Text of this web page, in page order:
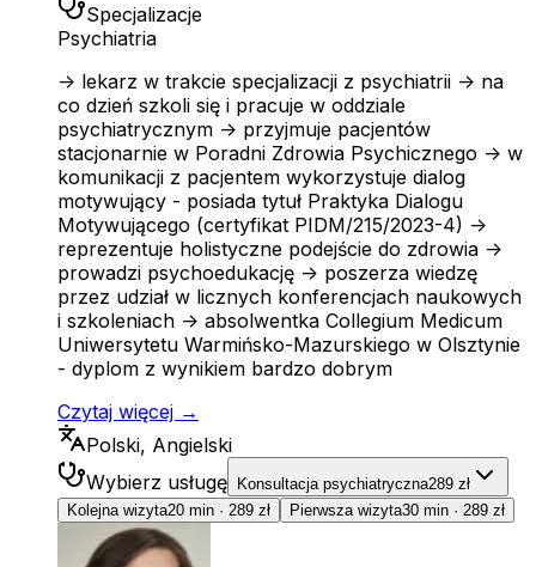
Specjalizacje
Psychiatria
-> lekarz w trakcie specjalizacji z psychiatrii -> na
co dzień szkoli się i pracuje w oddziale
psychiatrycznym -> przyjmuje pacjentów
stacjonarnie w Poradni Zdrowia Psychicznego -> w
komunikacji z pacjentem wykorzystuje dialog
motywujący - posiada tytuł Praktyka Dialogu
Motywującego (certyfikat PIDM/215/2023-4) ->
reprezentuje holistyczne podejście do zdrowia ->
prowadzi psychoedukację -> poszerza wiedzę
przez udział w licznych konferencjach naukowych
i szkoleniach -> absolwentka Collegium Medicum
Uniwersytetu Warmińsko-Mazurskiego w Olsztynie
- dyplom z wynikiem bardzo dobrym
Czytaj więcej →
Polski, Angielski
Wybierz usługę Konsultacja psychiatryczna289 zł
Kolejna wizyta20 min · 289 zł Pierwsza wizyta30 min · 289 zł